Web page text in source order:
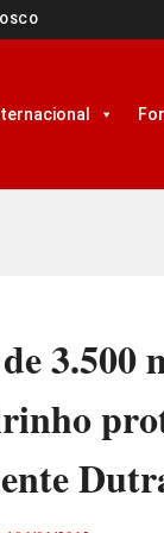
3.500